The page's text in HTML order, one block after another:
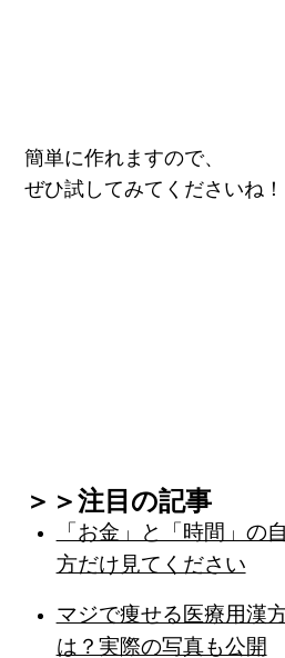
簡単に作れますので、
ぜひ試してみてくださいね！
＞＞注目の記事
「お金」と「時間」の
方だけ見てください
マジで痩せる医療用漢
は？実際の写真も公開